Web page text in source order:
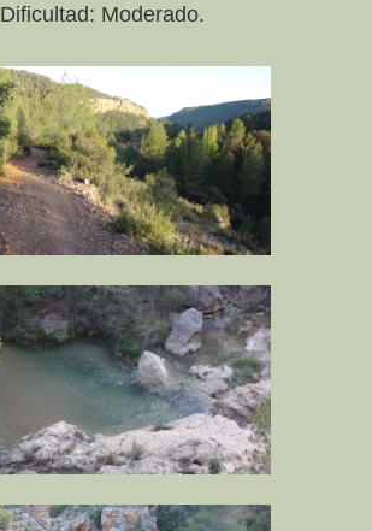
Dificultad: Moderado.